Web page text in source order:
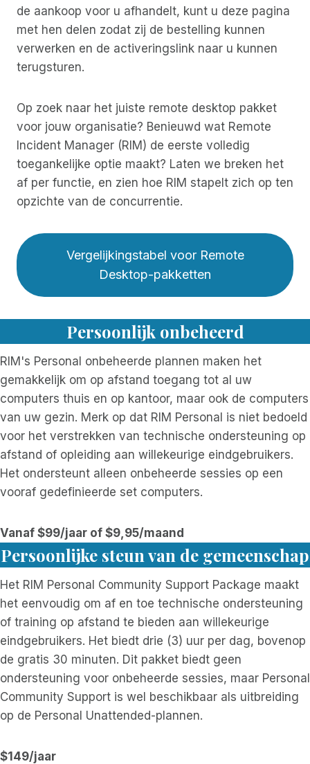
de aankoop voor u afhandelt, kunt u deze pagina
met hen delen zodat zij de bestelling kunnen
verwerken en de activeringslink naar u kunnen
terugsturen.
Op zoek naar het juiste remote desktop pakket
voor jouw organisatie? Benieuwd wat Remote
Incident Manager (RIM) de eerste volledig
toegankelijke optie maakt? Laten we breken het
af per functie, en zien hoe RIM stapelt zich op ten
opzichte van de concurrentie.
Vergelijkingstabel voor Remote
Desktop-pakketten
Persoonlijk onbeheerd
RIM's Personal onbeheerde plannen maken het
gemakkelijk om op afstand toegang tot al uw
computers thuis en op kantoor, maar ook de computers
van uw gezin. Merk op dat RIM Personal is niet bedoeld
voor het verstrekken van technische ondersteuning op
afstand of opleiding aan willekeurige eindgebruikers.
Het ondersteunt alleen onbeheerde sessies op een
vooraf gedefinieerde set computers.
Vanaf $99/jaar of $9,95/maand
Persoonlijke steun van de gemeenschap
Het RIM Personal Community Support Package maakt
het eenvoudig om af en toe technische ondersteuning
of training op afstand te bieden aan willekeurige
eindgebruikers. Het biedt drie (3) uur per dag, bovenop
de gratis 30 minuten. Dit pakket biedt geen
ondersteuning voor onbeheerde sessies, maar Personal
Community Support is wel beschikbaar als uitbreiding
op de Personal Unattended-plannen.
$149/jaar